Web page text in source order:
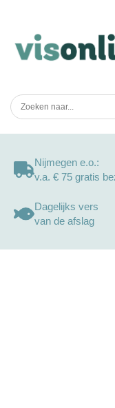
Nijmegen e.o.:
v.a. € 75 gratis
Dagelijks vers
van de afslag